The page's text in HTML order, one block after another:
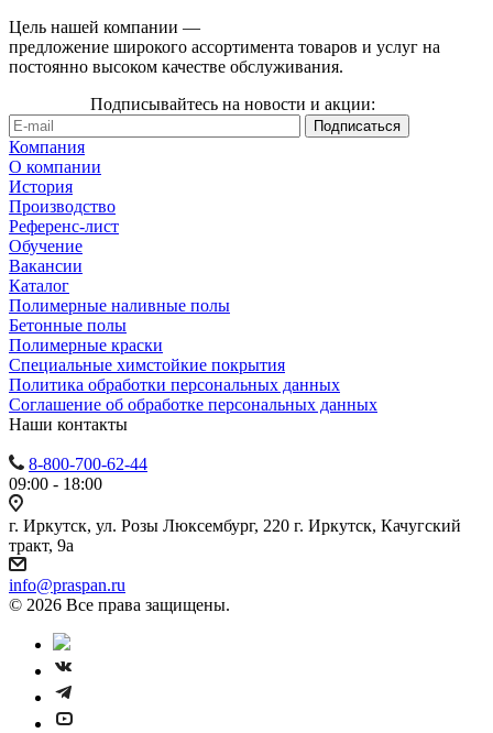
Цель нашей компании —
предложение широкого ассортимента товаров и услуг на
постоянно высоком качестве обслуживания.
Подписывайтесь на новости и акции:
Компания
О компании
История
Производство
Референс-лист
Обучение
Вакансии
Каталог
Полимерные наливные полы
Бетонные полы
Полимерные краски
Специальные химстойкие покрытия
Политика обработки персональных данных
Cоглашение об обработке персональных данных
Наши контакты
8-800-700-62-44
09:00 - 18:00
г. Иркутск, ул. Розы Люксембург, 220 г. Иркутск, Качугский
тракт, 9а
info@praspan.ru
© 2026 Все права защищены.